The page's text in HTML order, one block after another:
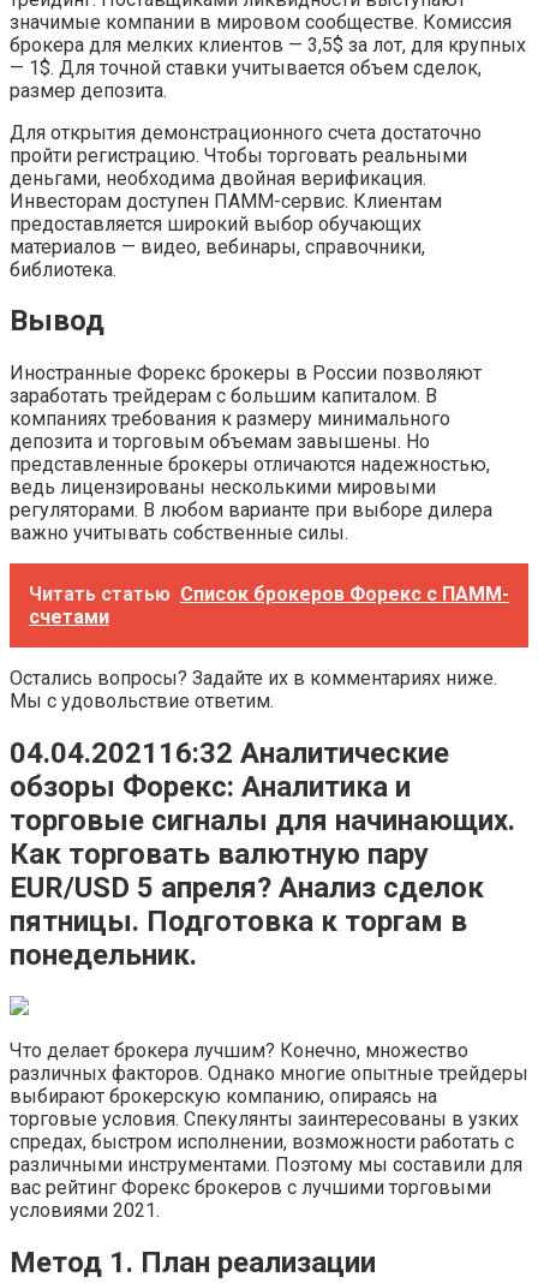
значимые компании в мировом сообществе. Комиссия
брокера для мелких клиентов — 3,5$ за лот, для крупных
— 1$. Для точной ставки учитывается объем сделок,
размер депозита.
Для открытия демонстрационного счета достаточно
пройти регистрацию. Чтобы торговать реальными
деньгами, необходима двойная верификация.
Инвесторам доступен ПАММ-сервис. Клиентам
предоставляется широкий выбор обучающих
материалов — видео, вебинары, справочники,
библиотека.
Вывод
Иностранные Форекс брокеры в России позволяют
заработать трейдерам с большим капиталом. В
компаниях требования к размеру минимального
депозита и торговым объемам завышены. Но
представленные брокеры отличаются надежностью,
ведь лицензированы несколькими мировыми
регуляторами. В любом варианте при выборе дилера
важно учитывать собственные силы.
Читать статью Список брокеров Форекс с ПАММ-
счетами
Остались вопросы? Задайте их в комментариях ниже.
Мы с удовольствие ответим.
04.04.202116:32 Аналитические
обзоры Форекс: Аналитика и
торговые сигналы для начинающих.
Как торговать валютную пару
EUR/USD 5 апреля? Анализ сделок
пятницы. Подготовка к торгам в
понедельник.
Что делает брокера лучшим? Конечно, множество
различных факторов. Однако многие опытные трейдеры
выбирают брокерскую компанию, опираясь на
торговые условия. Спекулянты заинтересованы в узких
спредах, быстром исполнении, возможности работать с
различными инструментами. Поэтому мы составили для
вас рейтинг Форекс брокеров с лучшими торговыми
условиями 2021.
Метод 1. План реализации